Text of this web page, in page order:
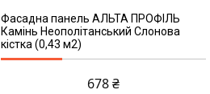
Фасадна панель АЛЬТА ПРОФІЛЬ
Камінь Неополітанський Слонова
кістка (0,43 м2)
678 ₴